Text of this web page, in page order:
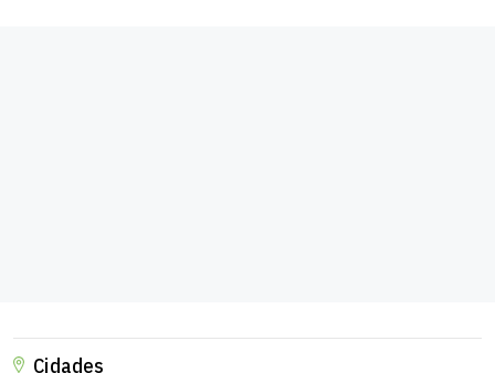
Cidades